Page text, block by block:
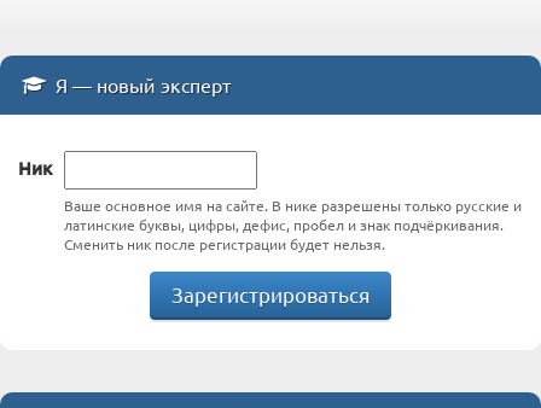
Я — новый эксперт
Ник
Ваше основное имя на сайте. В нике разрешены только русские и
латинские буквы, цифры, дефис, пробел и знак подчёркивания.
Сменить ник после регистрации будет нельзя.
Зарегистрироваться